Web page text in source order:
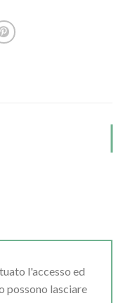
l'accesso ed
possono lasciare